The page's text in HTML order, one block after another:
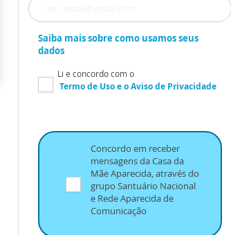
Saiba mais sobre como usamos seus
dados
Li e concordo com o
Termo de Usoe oAviso de Privacidade
Concordo em receber
mensagens da Casa da
Mãe Aparecida, através do
grupo Santuário Nacional
e Rede Aparecida de
Comunicação